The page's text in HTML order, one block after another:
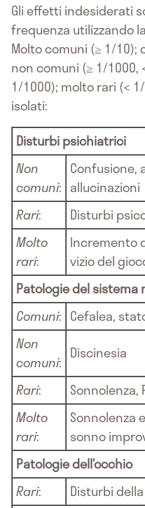
Gli effetti indesiderati
frequenza utilizzando
Molto comuni (≥ 1/10);
non comuni (≥ 1/1000,
1/1000); molto rari (<
isolati:
Disturbi psichiatrici
Non
comuni:
Confusione,
allucinazioni
Rari:
Disturbi
Molto
rari:
Incremento
vizio del
Patologie del sistema
Comuni: Cefalea,
Non
comuni: Discinesia
Rari:
Sonnolenza,
Molto
rari:
Sonnolenza
sonno
Patologie dell’occhio
Rari:
Disturbi